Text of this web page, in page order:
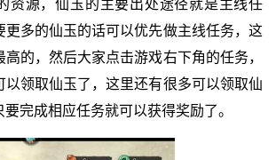
资源，仙玉的主要出处途径就是主线任
更多的仙玉的话可以优先做主线任务，这
的，然后大家点击游戏右下角的任务，
以领取仙玉了，这里还有很多可以领取仙
完成相应任务就可以获得奖励了。